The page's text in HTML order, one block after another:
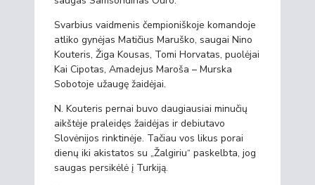
Svarbius vaidmenis čempioniškoje komandoje
atliko gynėjas Matičius Maruško, saugai Nino
Kouteris, Žiga Kousas, Tomi Horvatas, puolėjai
Kai Cipotas, Amadejus Maroša – Murska
Sobotoje užaugę žaidėjai.
N. Kouteris pernai buvo daugiausiai minučių
aikštėje praleidęs žaidėjas ir debiutavo
Slovėnijos rinktinėje. Tačiau vos likus porai
dienų iki akistatos su „Žalgiriu“ paskelbta, jog
saugas persikėlė į Turkiją.